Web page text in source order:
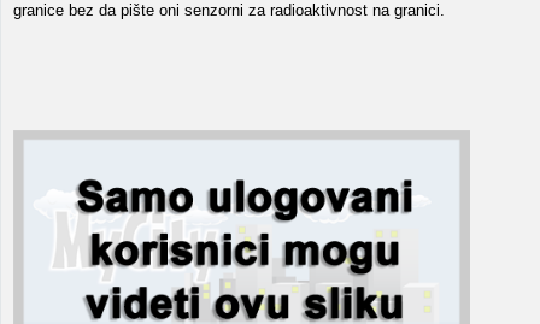
granice bez da pište oni senzorni za radioaktivnost na granici.